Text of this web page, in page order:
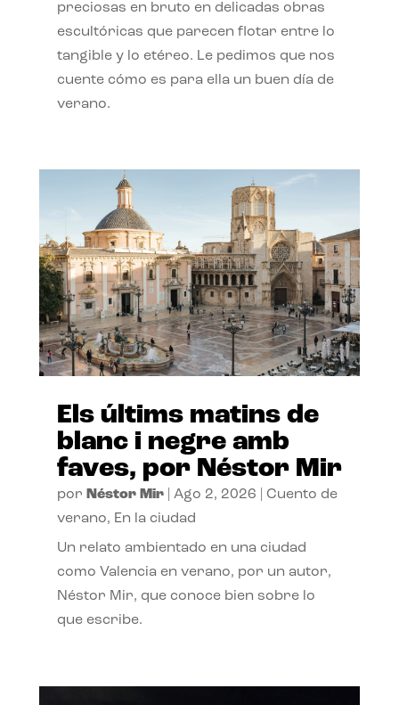
preciosas en bruto en delicadas obras
escultóricas que parecen flotar entre lo
tangible y lo etéreo. Le pedimos que nos
cuente cómo es para ella un buen día de
verano.
Els últims matins de
blanc i negre amb
faves, por Néstor Mir
por Néstor Mir| Ago 2, 2026
Cuento de
verano, En la ciudad
Un relato ambientado en una ciudad
como Valencia en verano, por un autor,
Néstor Mir, que conoce bien sobre lo
que escribe.